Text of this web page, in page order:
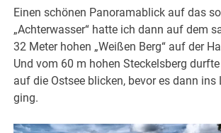
Einen schönen Panoramablick auf das
„Achterwasser“ hatte ich dann auf dem
32 Meter hohen „Weißen Berg“ auf der
Und vom 60 m hohen Steckelsberg
auf die Ostsee blicken, bevor es dann ins
ging.